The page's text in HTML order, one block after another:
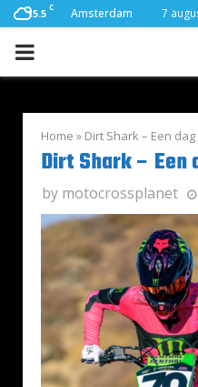
15.5 C Amsterdam 7
PRIMARY
Home » Dirt Shark – Een
Dirt Shark – Een
by motocrossplanet